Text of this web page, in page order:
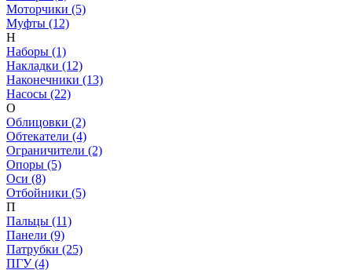
Моторчики (5)
Муфты (12)
Н
Наборы (1)
Накладки (12)
Наконечники (13)
Насосы (22)
О
Облицовки (2)
Обтекатели (4)
Ограничители (2)
Опоры (5)
Оси (8)
Отбойники (5)
П
Пальцы (11)
Панели (9)
Патрубки (25)
ПГУ (4)